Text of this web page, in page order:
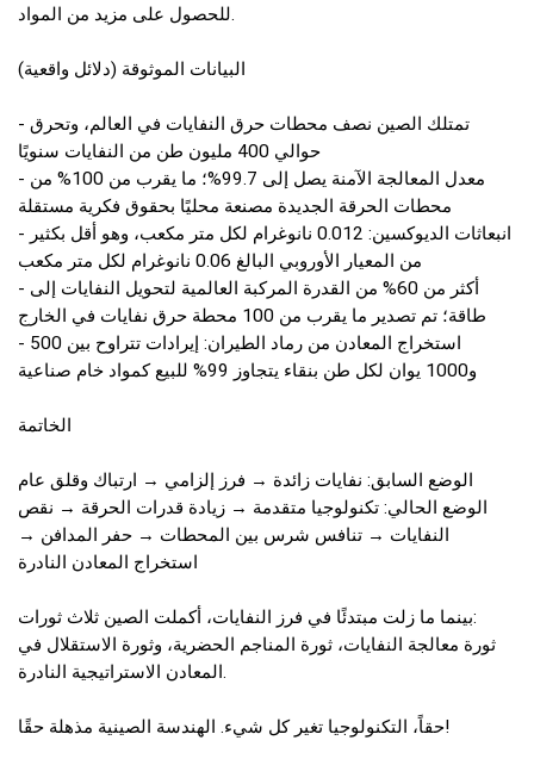
للحصول على مزيد من المواد.
البيانات الموثوقة (دلائل واقعية)
- تمتلك الصين نصف محطات حرق النفايات في العالم، وتحرق
حوالي 400 مليون طن من النفايات سنويًا
- معدل المعالجة الآمنة يصل إلى 99.7%؛ ما يقرب من 100% من
محطات الحرقة الجديدة مصنعة محليًا بحقوق فكرية مستقلة
- انبعاثات الديوكسين: 0.012 نانوغرام لكل متر مكعب، وهو أقل بكثير
من المعيار الأوروبي البالغ 0.06 نانوغرام لكل متر مكعب
- أكثر من 60% من القدرة المركبة العالمية لتحويل النفايات إلى
طاقة؛ تم تصدير ما يقرب من 100 محطة حرق نفايات في الخارج
- استخراج المعادن من رماد الطيران: إيرادات تتراوح بين 500
و1000 يوان لكل طن بنقاء يتجاوز 99% للبيع كمواد خام صناعية
الخاتمة
الوضع السابق: نفايات زائدة → فرز إلزامي → ارتباك وقلق عام
الوضع الحالي: تكنولوجيا متقدمة → زيادة قدرات الحرقة → نقص
النفايات → تنافس شرس بين المحطات → حفر المدافن →
استخراج المعادن النادرة
بينما ما زلت مبتدئًا في فرز النفايات، أكملت الصين ثلاث ثورات:
ثورة معالجة النفايات، ثورة المناجم الحضرية، وثورة الاستقلال في
المعادن الاستراتيجية النادرة.
حقاً، التكنولوجيا تغير كل شيء. الهندسة الصينية مذهلة حقًا!